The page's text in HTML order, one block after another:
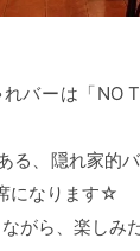
バーは「NO
る、隠れ家的バ
になります☆
がら、楽しみ